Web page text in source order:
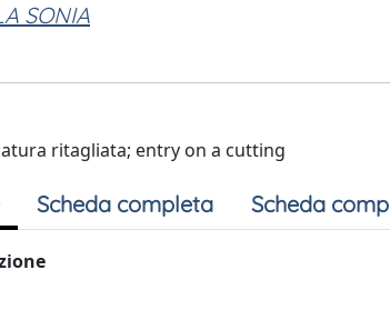
SONIA
ritagliata; entry on a cutting
Scheda completa Scheda